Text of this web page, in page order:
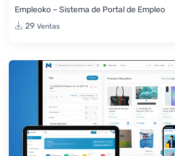
Empleoko – Sistema de Portal de Empleo
29 Ventas